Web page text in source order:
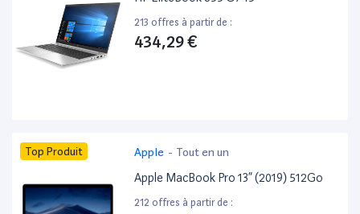
213 offres à partir de :
434,29 €
Top Produit Apple - Tout en un
Apple MacBook Pro 13” (2019) 512Go
212 offres à partir de :